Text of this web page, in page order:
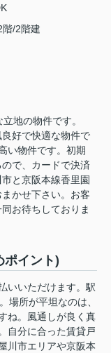
階/2階建
地の物件です。
好で快適な物件で
い物件です。初期
で、カードで決済
と京阪本線香里園
かせ下さい。お客
お待ちしておりま
ポイント)
いいただけます。駅
場所が平坦なのは、
ね。風通しが良く真
自分に合った賃貸戸
川市エリアや京阪本